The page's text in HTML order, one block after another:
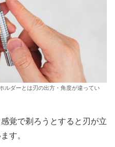
ルダーとは刃の出方・角度が違ってい
覚で剃ろうとすると刃が立
す。